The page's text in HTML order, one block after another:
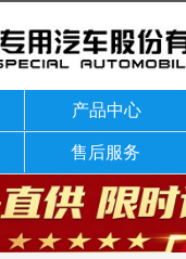
产品中心
售后服务